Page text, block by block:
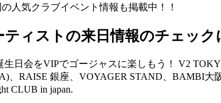
人気クラブイベント情報も掲載中！！
ィストの来日情報のチェック
日会をVIPでゴージャスに楽しもう！ V2
RAISE 銀座、VOYAGER STAND、BAMBI大
CLUB in japan.